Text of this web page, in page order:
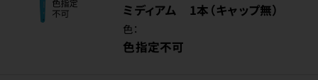
ミディアム 1本（キャップ無）
色：
色指定不可